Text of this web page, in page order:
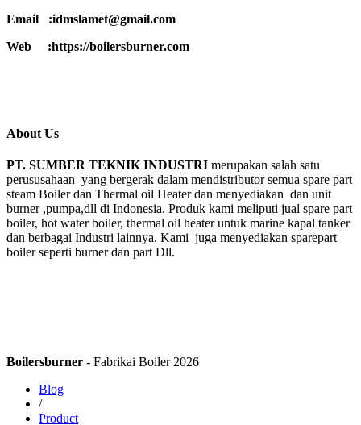
Email :idmslamet@gmail.com
Web :https://boilersburner.com
About Us
PT. SUMBER TEKNIK INDUSTRI merupakan salah satu
perususahaan yang bergerak dalam mendistributor semua spare part
steam Boiler dan Thermal oil Heater dan menyediakan dan unit
burner ,pumpa,dll di Indonesia. Produk kami meliputi jual spare part
boiler, hot water boiler, thermal oil heater untuk marine kapal tanker
dan berbagai Industri lainnya. Kami juga menyediakan sparepart
boiler seperti burner dan part Dll.
Boilersburner - Fabrikai Boiler 2026
Blog
/
Product